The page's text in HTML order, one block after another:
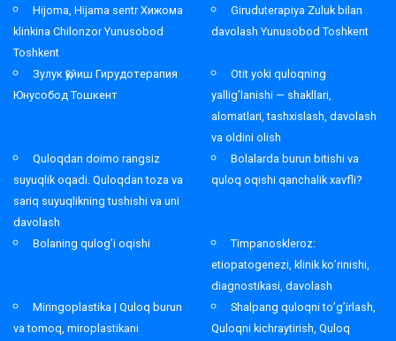
Hijoma, Hijama sentr Хижома
klinkina Chilonzor Yunusobod
Toshkent
Giruduterapiya Zuluk bilan
davolash Yunusobod Toshkent
Зулук қўйиш Гирудотерапия
Юнусобод Тошкент
Otit yoki quloqning
yallig’lanishi — shakllari,
alomatlari, tashxislash, davolash
va oldini olish
Quloqdan doimo rangsiz
suyuqlik oqadi. Quloqdan toza va
sariq suyuqlikning tushishi va uni
davolash
Bolalarda burun bitishi va
quloq oqishi qanchalik xavfli?
Bolaning qulog’i oqishi
Timpanoskleroz:
etiopatogenezi, klinik ko’rinishi,
diagnostikasi, davolash
Miringoplastika | Quloq burun
va tomoq, miroplastikani
Shalpang quloqni to’g’irlash,
Quloqni kichraytirish, Quloq